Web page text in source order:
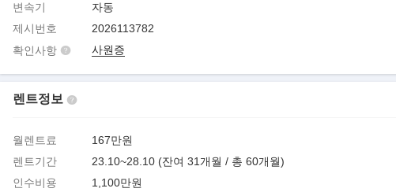
변속기
자동
제시번호
2026113782
확인사항
사원증
렌트정보
월렌트료
167만원
렌트기간
23.10~28.10 (잔여 31개월 / 총 60개월)
인수비용
1,100만원